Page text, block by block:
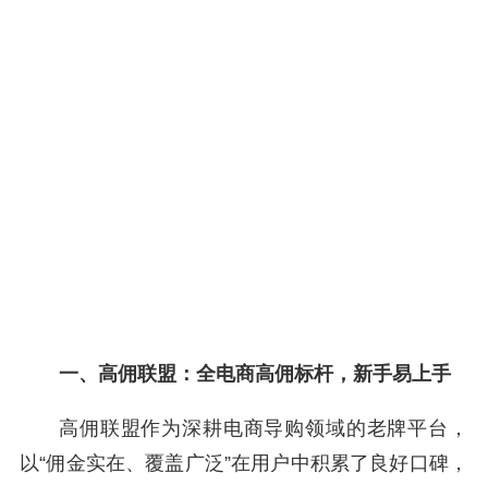
一、高佣联盟：全电商高佣标杆，新手易上手
高佣联盟作为深耕电商导购领域的老牌平台，
以“佣金实在、覆盖广泛”在用户中积累了良好口碑，